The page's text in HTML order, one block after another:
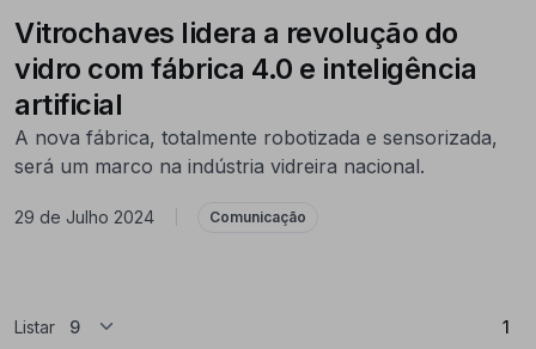
Vitrochaves lidera a revolução do
vidro com fábrica 4.0 e inteligência
artificial
A nova fábrica, totalmente robotizada e sensorizada,
será um marco na indústria vidreira nacional.
29 de Julho 2024 Comunicação
Listar 1